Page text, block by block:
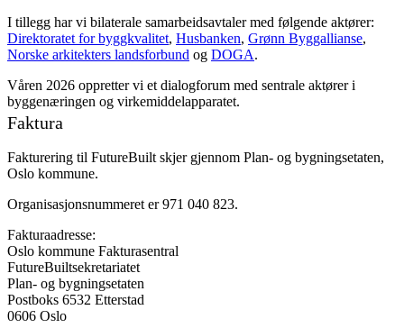
I tillegg har vi bilaterale samarbeidsavtaler med følgende aktører:
Direktoratet for byggkvalitet, Husbanken, Grønn Byggallianse,
Norske arkitekters landsforbund og DOGA.
Våren 2026 oppretter vi et dialogforum med sentrale aktører i
byggenæringen og virkemiddelapparatet.
Faktura
Fakturering til FutureBuilt skjer gjennom Plan- og bygningsetaten,
Oslo kommune.
Organisasjonsnummeret er 971 040 823.
Fakturaadresse:
Oslo kommune Fakturasentral
FutureBuiltsekretariatet
Plan- og bygningsetaten
Postboks 6532 Etterstad
0606 Oslo